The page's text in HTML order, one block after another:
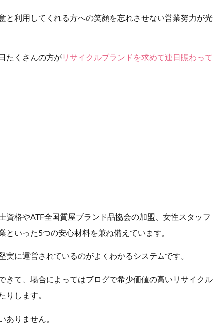
と利用してくれる方への笑顔を忘れさせない営業努力が光
たくさんの方がリサイクルブランドを求めて連日賑わって
資格やATF全国質屋ブランド品協会の加盟、女性スタッフ
いった5つの安心材料を兼ね備えています。
に運営されているのがよくわかるシステムです。
きて、場合によってはブログで希少価値の高いリサイクル
りします。
ありません。